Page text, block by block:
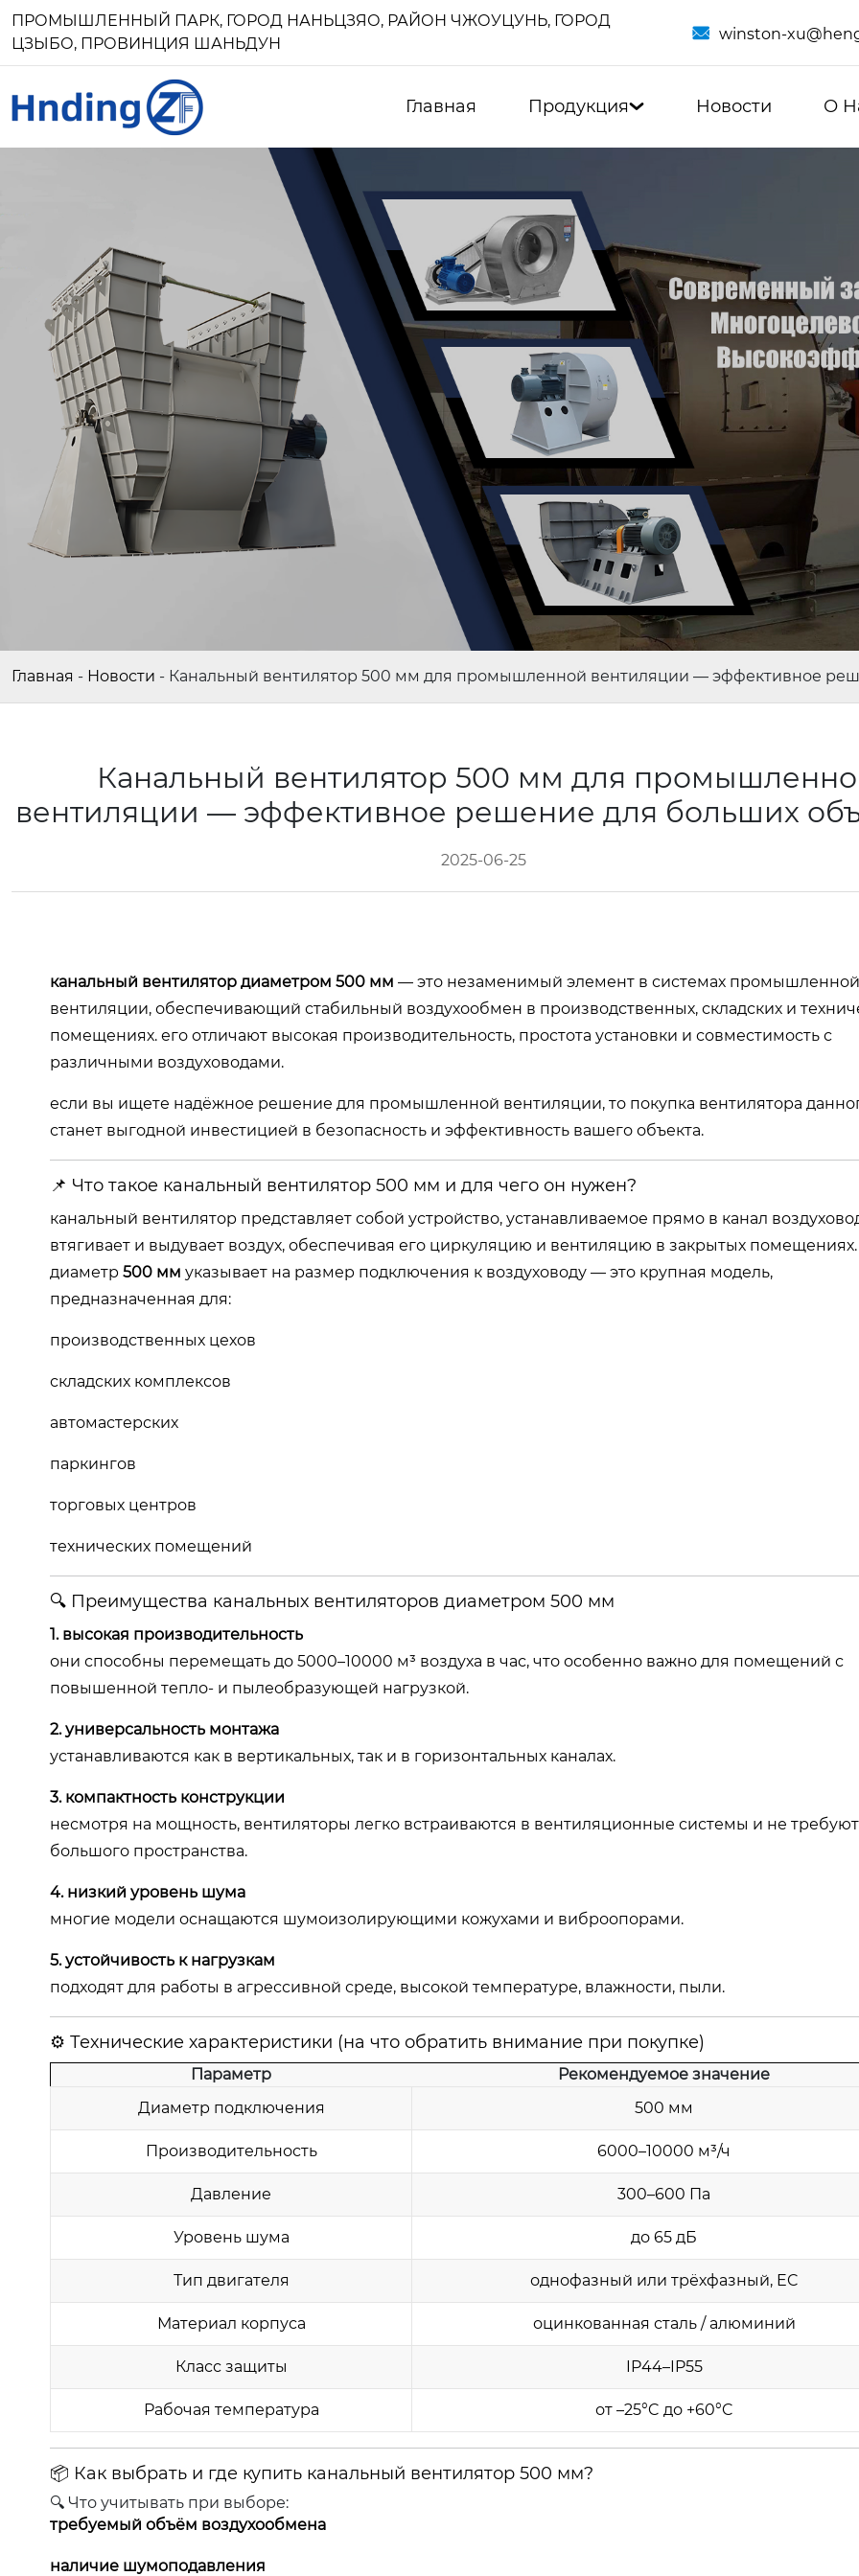
ПРОМЫШЛЕННЫЙ ПАРК, ГОРОД НАНЬЦЗЯО, РАЙОН ЧЖОУЦУНЬ, ГОРОД
ЦЗЫБО, ПРОВИНЦИЯ ШАНЬДУН
 winston-
Главная Продукция Новости О
Главная - Новости - Канальный вентилятор 500 мм для промышленной вентиляции — эффективное
Канальный вентилятор 500 мм для
вентиляции — эффективное решение для больших
2025-06-25
канальный вентилятор диаметром 500 мм — это незаменимый элемент в системах промышленной
вентиляции, обеспечивающий стабильный воздухообмен в производственных, складских и
помещениях. его отличают высокая производительность, простота установки и совместимость с
различными воздуховодами.
если вы ищете надёжное решение для промышленной вентиляции, то покупка вентилятора
станет выгодной инвестицией в безопасность и эффективность вашего объекта.
📌 Что такое канальный вентилятор 500 мм и для чего он нужен?
канальный вентилятор представляет собой устройство, устанавливаемое прямо в канал
втягивает и выдувает воздух, обеспечивая его циркуляцию и вентиляцию в закрытых помещениях.
диаметр 500 мм указывает на размер подключения к воздуховоду — это крупная модель,
предназначенная для:
производственных цехов
складских комплексов
автомастерских
паркингов
торговых центров
технических помещений
🔍 Преимущества канальных вентиляторов диаметром 500 мм
1. высокая производительность
они способны перемещать до 5000–10000 м³ воздуха в час, что особенно важно для помещений с
повышенной тепло- и пылеобразующей нагрузкой.
2. универсальность монтажа
устанавливаются как в вертикальных, так и в горизонтальных каналах.
3. компактность конструкции
несмотря на мощность, вентиляторы легко встраиваются в вентиляционные системы и не требуют
большого пространства.
4. низкий уровень шума
многие модели оснащаются шумоизолирующими кожухами и виброопорами.
5. устойчивость к нагрузкам
подходят для работы в агрессивной среде, высокой температуре, влажности, пыли.
⚙ Технические характеристики (на что обратить внимание при покупке)
Параметр
Рекомендуемое значение
Диаметр подключения
500 мм
Производительность 6000–10000 м³/ч
Давление 300–600 Па
Уровень шума до 65 дБ
Тип двигателя однофазный или трёхфазный, EC
Материал корпуса оцинкованная сталь / алюминий
Класс защиты IP44–IP55
Рабочая температура от –25°C до +60°C
📦 Как выбрать и где купить канальный вентилятор 500 мм?
🔍 Что учитывать при выборе:
требуемый объём воздухообмена
наличие шумоподавления